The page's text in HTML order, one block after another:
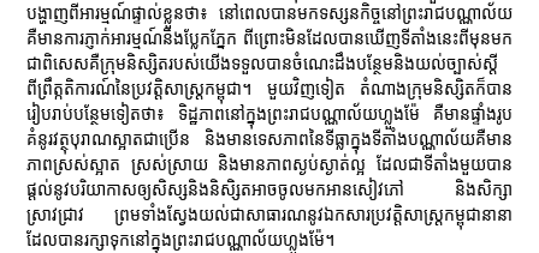
បង្ហាញពីអារម្មណ៍ផ្ទាល់ខ្លួនថា៖ នៅពេលបានមកទស្សនកិច្ចនៅព្រះរាជបណ្ណាល័យ
គឺមានការភ្ញាក់អារម្មណ៍និងប្លែកភ្នែក ពីព្រោះមិនដែលបានឃើញទីតាំងនេះពីមុនមក
ជាពិសេសគឺក្រុមនិស្សិតរបស់យើងទទួលបានចំណេះដឹងបន្ថែមនិងយល់ច្បាស់ស្តី
ពីព្រឹត្កតិការណ៍នៃប្រវត្តិសាស្រ្តកម្ពុជា។ មួយវិញទៀត តំណាងក្រុមនិស្សិតក៏បាន
រៀបរាប់បន្ថែមទៀតថា៖ ទិដ្ឋភាពនៅក្នុងព្រះរាជបណ្ណាល័យហ្លួងម៉ែ គឺមានផ្ទាំងរូប
គំនូរវត្ថុបុរាណស្អាតជាប្រើន និងមានទេសភាពនៃទីធ្លាក្នុងទីតាំងបណ្ណាល័យគឺមាន
ភាពស្រស់ស្អាត ស្រស់ស្រាយ និងមានភាពស្ងប់ស្ងាត់ល្អ ដែលជាទីតាំងមួយបាន
ផ្តល់នូវបរិយាកាសឲ្យសិស្សនិងនិសិ្សតអាចចូលមកអានសៀវភៅ និងសិក្សា
ស្រាវជ្រាវ ព្រមទាំងស្វែងយល់ជាសាធារណនូវឯកសារប្រវត្តិសាស្រ្តកម្ពុជានានា
ដែលបានរក្សាទុកនៅក្នុងព្រះរាជបណ្ណាល័យហ្លួងម៉ែ។